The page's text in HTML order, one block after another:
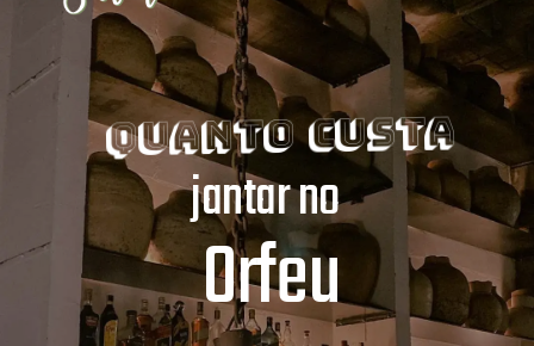
Orfeu
Quanto custa
jantar no